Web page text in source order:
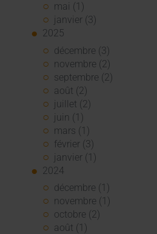
mai (1)
janvier (3)
2025
décembre (3)
novembre (2)
septembre (2)
août (2)
juillet (2)
juin (1)
mars (1)
février (3)
janvier (1)
2024
décembre (1)
novembre (1)
octobre (2)
août (1)